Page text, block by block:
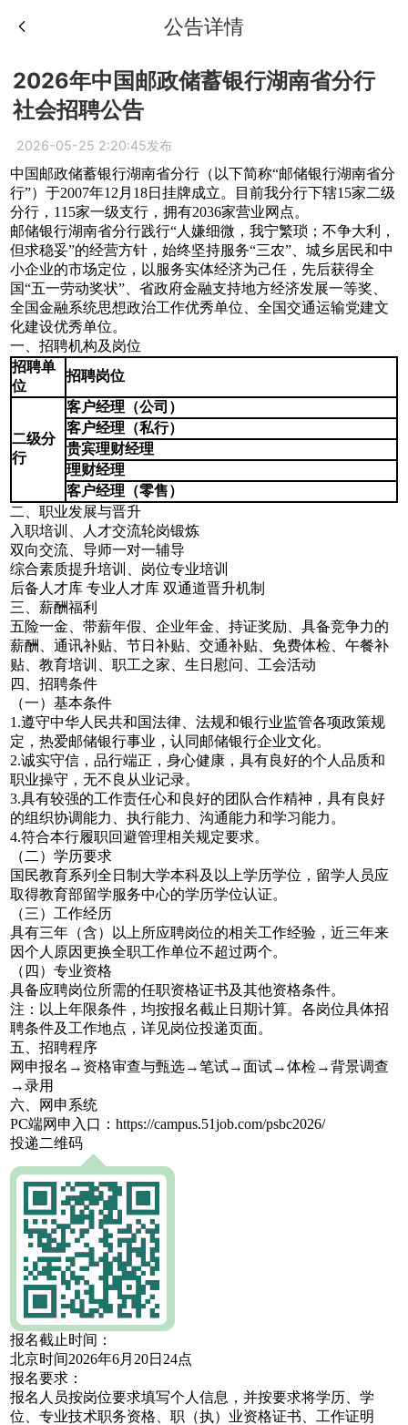
公告详情
2026年中国邮政储蓄银行湖南省分行
社会招聘公告
2026-05-25 2:20:45发布
中国邮政储蓄银行湖南省分行（以下简称“邮储银行湖南省分
行”）于2007年12月18日挂牌成立。目前我分行下辖15家二级
分行，115家一级支行，拥有2036家营业网点。
邮储银行湖南省分行践行“人嫌细微，我宁繁琐；不争大利，
但求稳妥”的经营方针，始终坚持服务“三农”、城乡居民和中
小企业的市场定位，以服务实体经济为己任，先后获得全
国“五一劳动奖状”、省政府金融支持地方经济发展一等奖、
全国金融系统思想政治工作优秀单位、全国交通运输党建文
化建设优秀单位。
一、招聘机构及岗位
招聘单
位
招聘岗位
二级分
行
客户经理（公司）
客户经理（私行）
贵宾理财经理
理财经理
客户经理（零售）
二、职业发展与晋升
入职培训、人才交流轮岗锻炼
双向交流、导师一对一辅导
综合素质提升培训、岗位专业培训
后备人才库 专业人才库 双通道晋升机制
三、薪酬福利
五险一金、带薪年假、企业年金、持证奖励、具备竞争力的
薪酬、通讯补贴、节日补贴、交通补贴、免费体检、午餐补
贴、教育培训、职工之家、生日慰问、工会活动
四、招聘条件
（一）基本条件
1.遵守中华人民共和国法律、法规和银行业监管各项政策规
定，热爱邮储银行事业，认同邮储银行企业文化。
2.诚实守信，品行端正，身心健康，具有良好的个人品质和
职业操守，无不良从业记录。
3.具有较强的工作责任心和良好的团队合作精神，具有良好
的组织协调能力、执行能力、沟通能力和学习能力。
4.符合本行履职回避管理相关规定要求。
（二）学历要求
国民教育系列全日制大学本科及以上学历学位，留学人员应
取得教育部留学服务中心的学历学位认证。
（三）工作经历
具有三年（含）以上所应聘岗位的相关工作经验，近三年来
因个人原因更换全职工作单位不超过两个。
（四）专业资格
具备应聘岗位所需的任职资格证书及其他资格条件。
注：以上年限条件，均按报名截止日期计算。各岗位具体招
聘条件及工作地点，详见岗位投递页面。
五、招聘程序
网申报名→资格审查与甄选→笔试→面试→体检→背景调查
→录用
六、网申系统
PC端网申入口：https://campus.51job.com/psbc2026/
投递二维码
报名截止时间：
北京时间2026年6月20日24点
报名要求：
报名人员按岗位要求填写个人信息，并按要求将学历、学
位、专业技术职务资格、职（执）业资格证书、工作证明